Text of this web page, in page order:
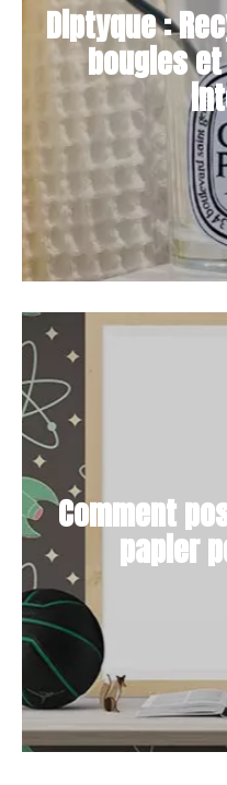
Diptyque :
bougies
Comment
papier